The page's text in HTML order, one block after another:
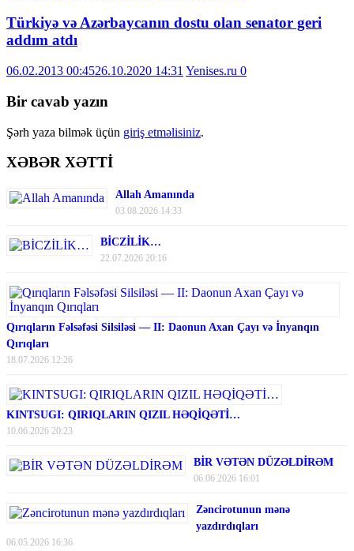
Türkiyə və Azərbaycanın dostu olan senator geri
addım atdı
06.02.2013 00:4526.10.2020 14:31 Yenises.ru 0
Bir cavab yazın
Şərh yaza bilmək üçün giriş etməlisiniz.
XƏBƏR XƏTTİ
Allah Amanında
03.08.2026 14:33
BİCZİLİK…
22.07.2026 20:16
Qırıqların Fəlsəfəsi Silsiləsi — II: Daonun Axan Çayı və İnyanqın
Qırıqları
18.07.2026 12:26
KINTSUGI: QIRIQLARIN QIZIL HƏQİQƏTİ…
10.06.2026 20:23
BİR VƏTƏN DÜZƏLDİRƏM
06.06.2026 16:01
Zəncirotunun mənə
yazdırdıqları
06.05.2026 16:36